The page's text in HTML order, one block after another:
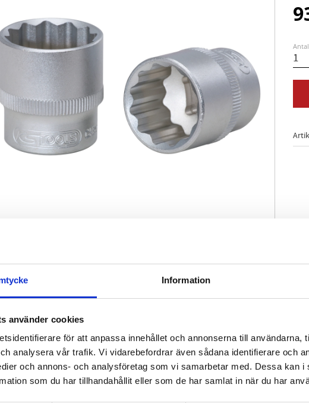
Information
använder cookies
för att anpassa innehållet och annonserna till användarna,
analysera vår trafik. Vi vidarebefordrar även sådana identifierare och
och annons- och analysföretag som vi samarbetar med. Dessa kan i
som du har tillhandahållit eller som de har samlat in när du har
Antal
kant
profil
manuell hantering
satinerat
vanadium